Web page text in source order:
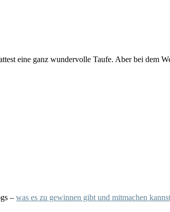
eine ganz wundervolle Taufe. Aber bei dem
– was es zu gewinnen gibt und mitmachen